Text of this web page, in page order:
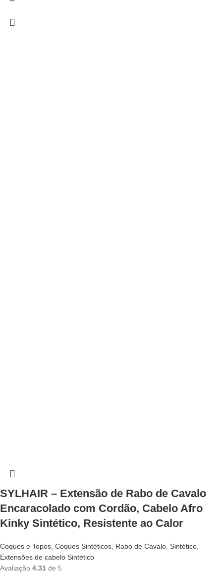
SYLHAIR – Extensão de Rabo de Cavalo
Encaracolado com Cordão, Cabelo Afro
Kinky Sintético, Resistente ao Calor
Coques e Topos, Coques Sintéticos, Rabo de Cavalo, Sintético,
Extensões de cabelo Sintético
Avaliação 4.31 de 5